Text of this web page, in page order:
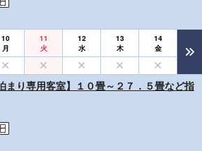
10
月
11
火
12
水
13
木
14
金
まり専用客室】１０畳～２７．５畳など指